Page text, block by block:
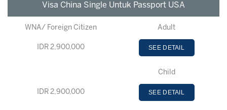
Visa China Single Untuk Passport USA
WNA/ Foreign Citizen Adult
IDR 2,900,000 SEE DETAIL
Child
IDR 2,900,000 SEE DETAIL